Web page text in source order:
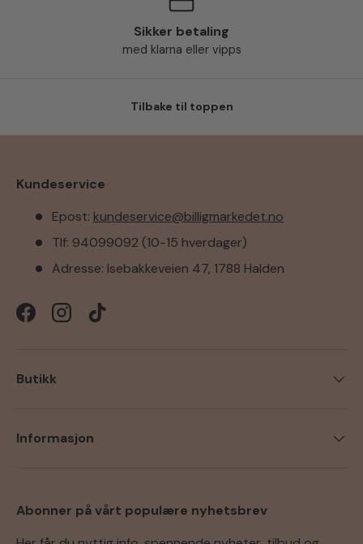
Sikker betaling
med klarna eller vipps
Tilbake til toppen
Kundeservice
Epost: kundeservice@billigmarkedet.no
Tlf: 94099092 (10-15 hverdager)
Adresse: Isebakkeveien 47, 1788 Halden
FacebookInstagramTikTok
Butikk
Informasjon
Abonner på vårt populære nyhetsbrev